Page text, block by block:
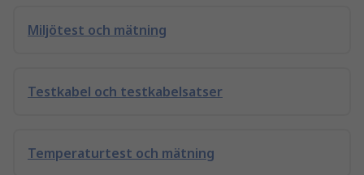
Miljötest och mätning
Testkabel och testkabelsatser
Temperaturtest och mätning